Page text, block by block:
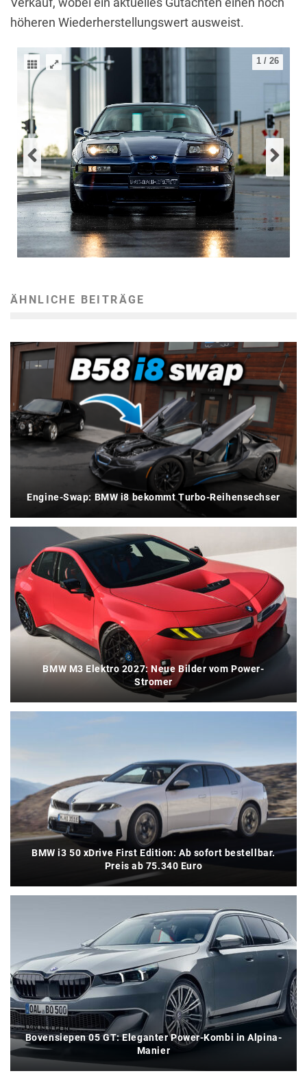
höheren Wiederherstellungswert ausweist.
1 / 26
ÄHNLICHE BEITRÄGE
Engine-Swap: BMW i8 bekommt Turbo-Reihensechser
BMW M3 Elektro 2027: Neue Bilder vom Power-
Stromer
BMW i3 50 xDrive First Edition: Ab sofort bestellbar.
Preis ab 75.340 Euro
Bovensiepen 05 GT: Eleganter Power-Kombi in Alpina-
Manier